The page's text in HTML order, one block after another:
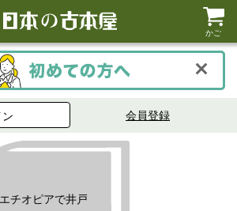
かご
ン 会員登録
エチオピアで井戸